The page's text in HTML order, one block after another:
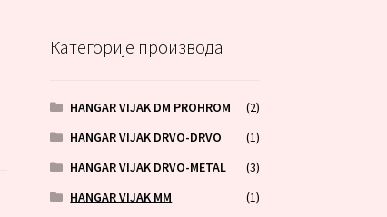
Категорије производа
HANGAR VIJAK DM PROHROM
(2)
HANGAR VIJAK DRVO-DRVO
(1)
HANGAR VIJAK DRVO-METAL
(3)
HANGAR VIJAK MM
(1)